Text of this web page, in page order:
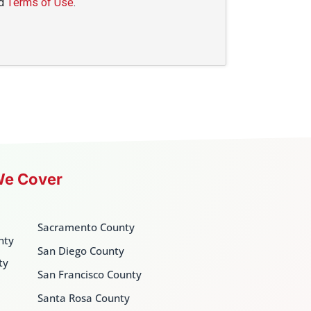
Cover
Sacramento County
San Diego County
San Francisco County
Santa Rosa County